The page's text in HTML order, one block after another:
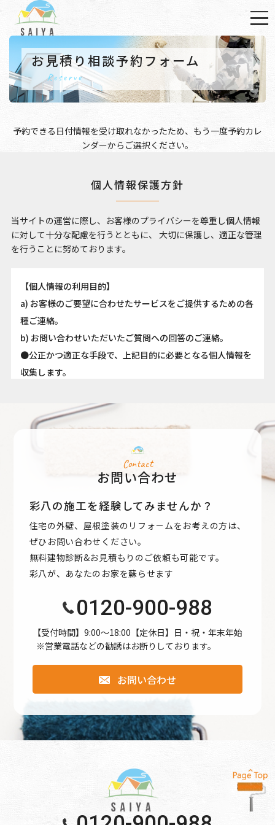
お見積り相談予約フォーム
Reserve
予約できる日付情報を受け取れなかったため、もう一度予約カレ
ンダーからご選択ください。
個人情報保護方針
当サイトの運営に際し、お客様のプライバシーを尊重し個人情報
に対して十分な配慮を行うとともに、 大切に保護し、適正な管理
を行うことに努めております。
【個人情報の利用目的】
a) お客様のご要望に合わせたサービスをご提供するための各
種ご連絡。
b) お問い合わせいただいたご質問への回答のご連絡。
●公正かつ適正な手段で、上記目的に必要となる個人情報を
収集します。
●取得した個人情報は、ご本人の同意なしに上記利用目的以
●情報が漏洩しないよう対策を講じ、従業員だけでなく委託
人の同意を得ずに第三者に情報を提供しません。
●ご本人からの求めに応じ、当該ご本人の個人情報を開示し
ます。
●公開された個人情報が事実と異なる場合、訂正や削除に応
じます。
●本個人情報保護方針は、当サイト内で適用されるもので
より良いサービスの提供、またユーザビリティの向上のた
め、Googleアナリティクスを使用し、当サイトの利用状況
「Cookie」を通じて、Googleがお客様のIPアドレスなどの
情報を収集する場合がありますが、「Cookie」で収集され
る情報は個人を特定できるものではありません。
収集されたデータはGoogleのプライバシーポリシーにおい
Contact
お問い合わせ
彩八の施工を経験してみませんか？
住宅の外壁、屋根塗装のリフォ－ムをお考えの方は、
ぜひお問い合わせください。
無料建物診断&お見積もりのご依頼も可能です。
彩八が、あなたのお家を蘇らせます
0120-900-988
【受付時間】9:00〜18:00【定休日】日・祝・年末年始
※営業電話などの勧誘はお断りしております。
お問い合わせ